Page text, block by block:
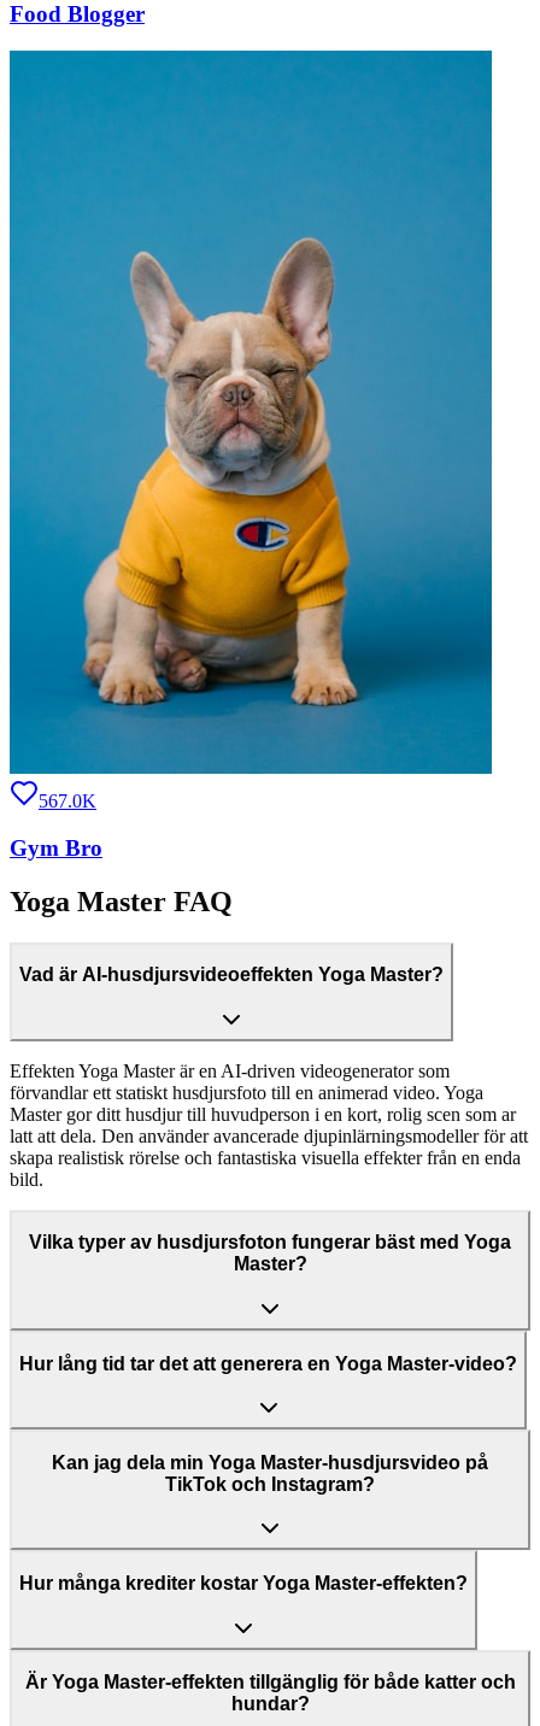
Food Blogger
567.0K
Gym Bro
Yoga Master FAQ
Vad är AI-husdjursvideoeffekten Yoga Master?
Effekten Yoga Master är en AI-driven videogenerator som
förvandlar ett statiskt husdjursfoto till en animerad video. Yoga
Master gor ditt husdjur till huvudperson i en kort, rolig scen som ar
latt att dela. Den använder avancerade djupinlärningsmodeller för att
skapa realistisk rörelse och fantastiska visuella effekter från en enda
bild.
Vilka typer av husdjursfoton fungerar bäst med Yoga
Master?
Hur lång tid tar det att generera en Yoga Master-video?
Kan jag dela min Yoga Master-husdjursvideo på
TikTok och Instagram?
Hur många krediter kostar Yoga Master-effekten?
Är Yoga Master-effekten tillgänglig för både katter och
hundar?